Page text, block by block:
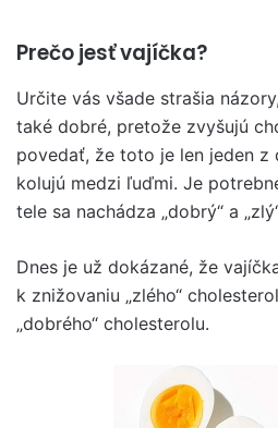
Prečo jesť vajíčka?
Určite vás všade strašia
také dobré, pretože zvyšujú
povedať, že toto je len jeden z
kolujú medzi ľuďmi. Je
tele sa nachádza „dobrý“ a
Dnes je už dokázané, že
k znižovaniu „zlého“
„dobrého“ cholesterolu.